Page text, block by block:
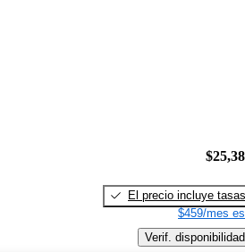
El precio incluye tasas
$459/mes
Verif. disponibilidad